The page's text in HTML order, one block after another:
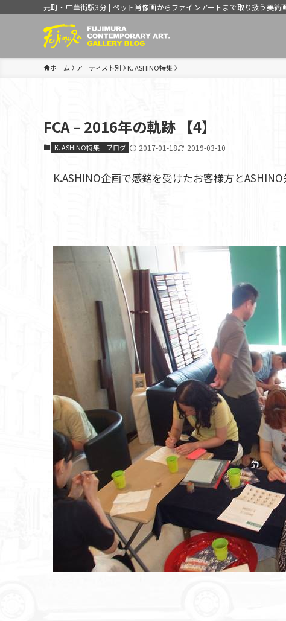
元町・中華街駅3分 | ペット肖像画からファインアートまで取り扱う美術
ホーム アーティスト別 K. ASHINO特集
FCA – 2016年の軌跡 【4】
K. ASHINO特集 ブログ 2017-01-18 2019-03-10
K.ASHINO企画で感銘を受けたお客様方と